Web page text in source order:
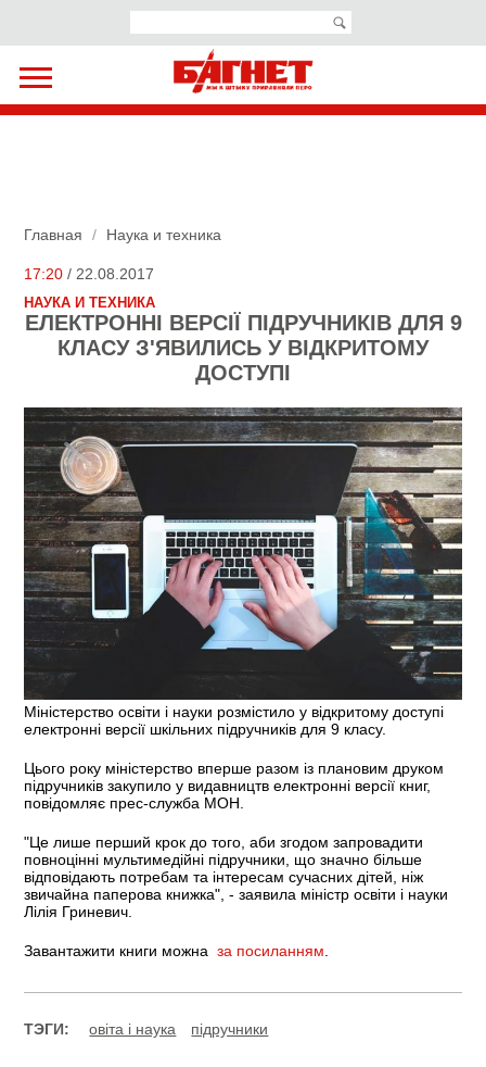
Главная / Наука и техника
17:20 / 22.08.2017
НАУКА И ТЕХНИКА
ЕЛЕКТРОННІ ВЕРСІЇ ПІДРУЧНИКІВ ДЛЯ 9
КЛАСУ З'ЯВИЛИСЬ У ВІДКРИТОМУ
ДОСТУПІ
Міністерство освіти і науки розмістило у відкритому доступі
електронні версії шкільних підручників для 9 класу.
Цього року міністерство вперше разом із плановим друком
підручників закупило у видавництв електронні версії книг,
повідомляє прес-служба МОН.
"Це лише перший крок до того, аби згодом запровадити
повноцінні мультимедійні підручники, що значно більше
відповідають потребам та інтересам сучасних дітей, ніж
звичайна паперова книжка", - заявила міністр освіти і науки
Лілія Гриневич.
Завантажити книги можназа посиланням.
ТЭГИ: овіта і наука підручники